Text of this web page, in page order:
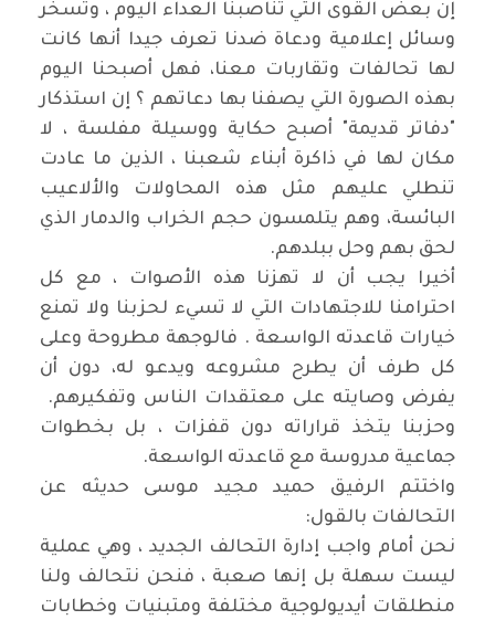
إن بعض القوى التي تناصبنا العداء اليوم ، وتسخر
وسائل إعلامية ودعاة ضدنا تعرف جيدا أنها كانت
لها تحالفات وتقاربات معنا، فهل أصبحنا اليوم
بهذه الصورة التي يصفنا بها دعاتهم ؟ إن استذكار
"دفاتر قديمة" أصبح حكاية ووسيلة مفلسة ، لا
مكان لها في ذاكرة أبناء شعبنا ، الذين ما عادت
تنطلي عليهم مثل هذه المحاولات والألاعيب
البائسة، وهم يتلمسون حجم الخراب والدمار الذي
لحق بهم وحل ببلدهم.
أخيرا يجب أن لا تهزنا هذه الأصوات ، مع كل
احترامنا للاجتهادات التي لا تسيء لحزبنا ولا تمنع
خيارات قاعدته الواسعة . فالوجهة مطروحة وعلى
كل طرف أن يطرح مشروعه ويدعو له، دون أن
يفرض وصايته على معتقدات الناس وتفكيرهم.
وحزبنا يتخذ قراراته دون قفزات ، بل بخطوات
جماعية مدروسة مع قاعدته الواسعة.
واختتم الرفيق حميد مجيد موسى حديثه عن
التحالفات بالقول:
نحن أمام واجب إدارة التحالف الجديد ، وهي عملية
ليست سهلة بل إنها صعبة ، فنحن نتحالف ولنا
منطلقات أيديولوجية مختلفة ومتبنيات وخطابات